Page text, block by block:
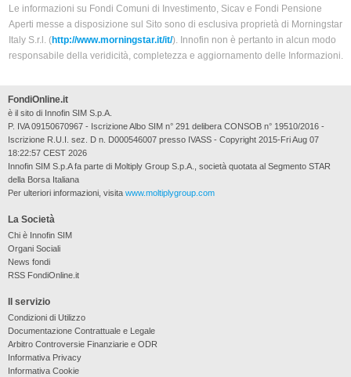
Le informazioni su Fondi Comuni di Investimento, Sicav e Fondi Pensione
Aperti messe a disposizione sul Sito sono di esclusiva proprietà di Morningstar
Italy S.r.l. (http://www.morningstar.it/it/). Innofin non è pertanto in alcun modo
responsabile della veridicità, completezza e aggiornamento delle Informazioni.
La Società
Chi è Innofin SIM
Organi Sociali
News fondi
RSS FondiOnline.it
Il servizio
Condizioni di Utilizzo
Documentazione Contrattuale e Legale
Arbitro Controversie Finanziarie e ODR
Informativa Privacy
Informativa Cookie
FondiOnline.it
è il sito di Innofin SIM S.p.A.
P. IVA 09150670967 - Iscrizione Albo SIM n° 291 delibera CONSOB n° 19510/2016 -
Iscrizione R.U.I. sez. D n. D000546007 presso IVASS - Copyright 2015-Fri Aug 07
18:22:57 CEST 2026
Innofin SIM S.p.A fa parte di Moltiply Group S.p.A., società quotata al Segmento STAR
della Borsa Italiana
Per ulteriori informazioni, visita www.moltiplygroup.com